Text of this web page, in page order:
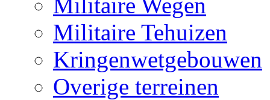
Militaire Tehuizen
Kringenwetgebouwen
Overige terreinen